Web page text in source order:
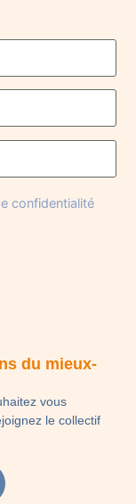
du mieux-
vous
le collectif
confidentialité